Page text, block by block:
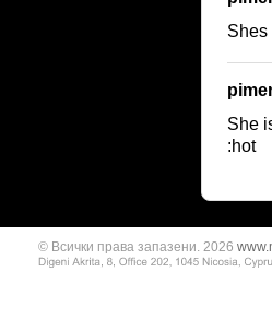
Shes
She
:hot
© Всички права запазени. 2026